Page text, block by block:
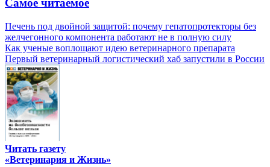
Самое читаемое
Печень под двойной защитой: почему гепатопротекторы без
желчегонного компонента работают не в полную силу
Как ученые воплощают идею ветеринарного препарата
Первый ветеринарный логистический хаб запустили в России
Читать газету
«Ветеринария и Жизнь»